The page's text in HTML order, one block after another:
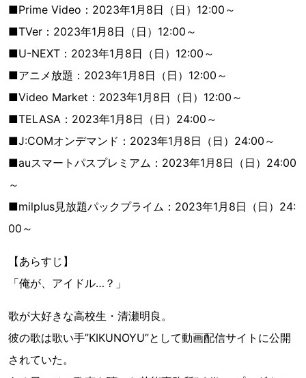
■Prime Video：2023年1月8日（日）12:00～
■TVer：2023年1月8日（日）12:00～
■U-NEXT：2023年1月8日（日）12:00～
■アニメ放題：2023年1月8日（日）12:00～
■Video Market：2023年1月8日（日）12:00～
■TELASA：2023年1月8日（日）24:00～
■J:COMオンデマンド：2023年1月8日（日）24:00～
■auスマートパスプレミアム：2023年1月8日（日）24:00
～
■milplus見放題パックプライム：2023年1月8日（日）24:
00～
【あらすじ】
「俺が、アイドル…？」
歌が大好きな高校生・清瀬明良。
彼の歌は歌い手”KIKUNOYU”として動画配信サイトに公開
されていた。